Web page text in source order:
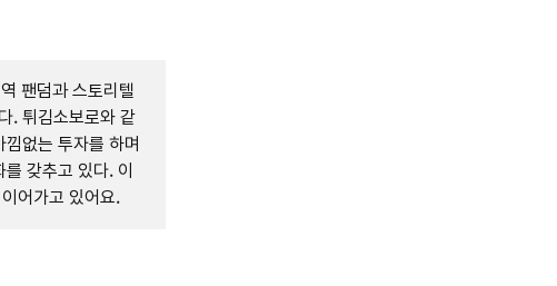
팬덤과 스토리텔
. 튀김소보로와 같
없는 투자를 하며
갖추고 있다. 이
어가고 있어요.